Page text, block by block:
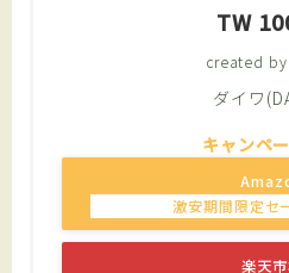
TW
created by
ダイワ
楽天